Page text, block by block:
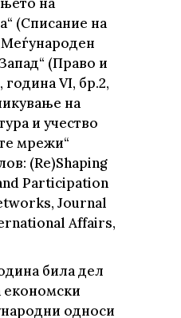
(Списание на
(Право и
година VI, бр.2,
на
и учество
мрежи“
(Re)Shaping
Participation
Journal
Affairs,
била дел
економски
односи